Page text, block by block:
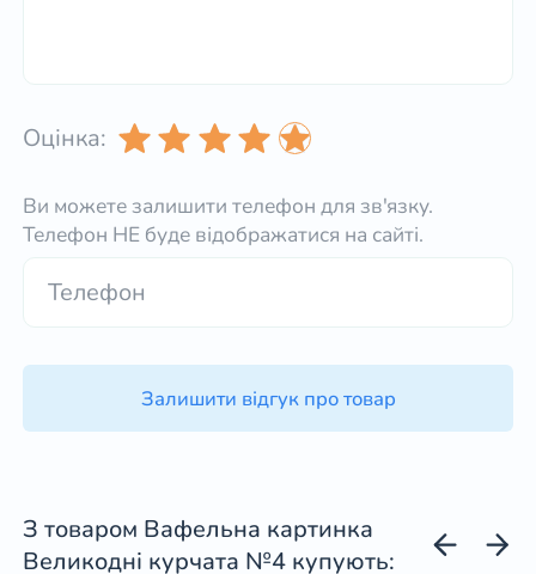
Оцінка:
Ви можете залишити телефон для зв'язку.
Телефон НЕ буде відображатися на сайті.
Залишити відгук про товар
З товаром Вафельна картинка
Великодні курчата №4 купують: